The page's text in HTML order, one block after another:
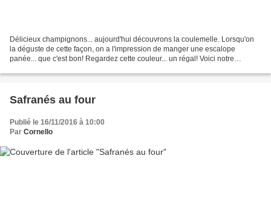
Délicieux champignons... aujourd'hui découvrons la coulemelle. Lorsqu'on
la déguste de cette façon, on a l'impression de manger une escalope
panée... que c'est bon! Regardez cette couleur... un régal! Voici notre
Safranés au four
Publié le 16/11/2016 à 10:00
Par Cornello